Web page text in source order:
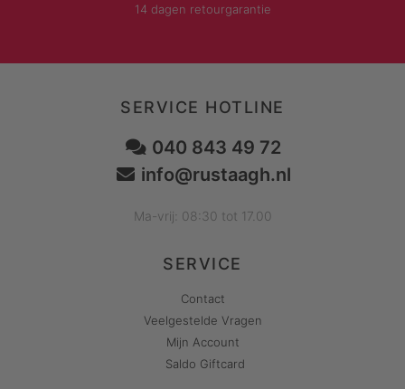
14 dagen retourgarantie
SERVICE HOTLINE
040 843 49 72
info@rustaagh.nl
Ma-vrij: 08:30 tot 17.00
SERVICE
Contact
Veelgestelde Vragen
Mijn Account
Saldo Giftcard